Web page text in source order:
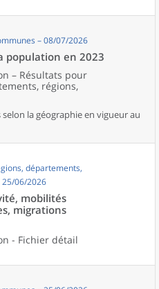
– 08/07/2026
population en 2023
– Résultats pour
régions,
la géographie en vigueur au
départements,
25/06/2026
mobilités
migrations
- Fichier détail